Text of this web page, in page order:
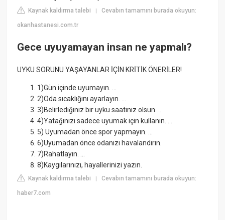
Kaynak kaldırma talebi |Cevabın tamamını burada okuyun:
okanhastanesi.com.tr
Gece uyuyamayan insan ne yapmalı?
UYKU SORUNU YAŞAYANLAR İÇİN KRİTİK ÖNERİLER!
1)Gün içinde uyumayın. ...
2)Oda sıcaklığını ayarlayın. ...
3)Belirlediğiniz bir uyku saatiniz olsun. ...
4)Yatağınızı sadece uyumak için kullanın. ...
5) Uyumadan önce spor yapmayın. ...
6)Uyumadan önce odanızı havalandırın.
7)Rahatlayın. ...
8)Kaygılarınızı, hayallerinizi yazın.
Kaynak kaldırma talebi |Cevabın tamamını burada okuyun:
haber7.com